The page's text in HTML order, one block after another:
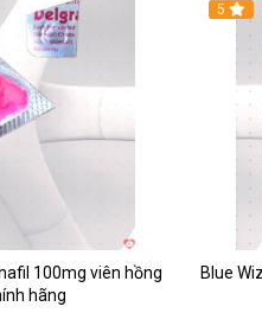
100mg viên hồng
hãng
Hot
5
Blue